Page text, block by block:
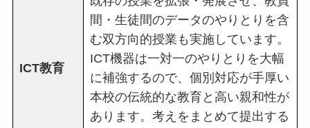
ICT教育
間・生徒間のデータのやりとりを含
む双方向的授業も実施しています。
ICT機器は一対一のやりとりを大幅
に補強するので、個別対応が手厚い
本校の伝統的な教育と高い親和性が
あります。考えをまとめて提出する